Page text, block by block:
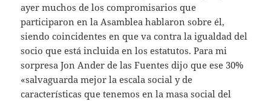
ayer muchos de los compromisarios que
participaron en la Asamblea hablaron sobre él,
siendo coincidentes en que va contra la igualdad del
socio que está incluida en los estatutos. Para mi
sorpresa Jon Ander de las Fuentes dijo que ese 30%
«salvaguarda mejor la escala social y de
características que tenemos en la masa social del